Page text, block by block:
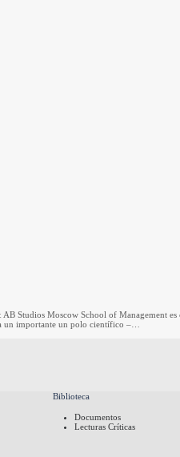
Studios Moscow School of Management
un importante un polo científico –…
Biblioteca
Documentos
Lecturas Críticas